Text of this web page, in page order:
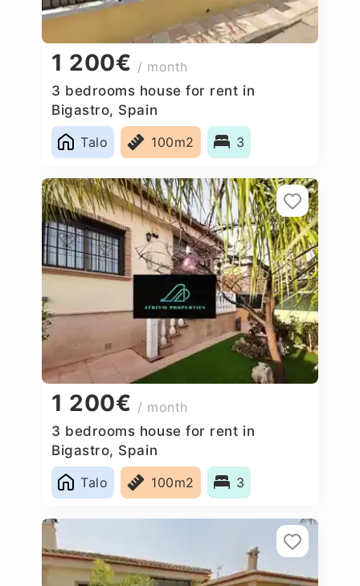
1 200€ / month
3 bedrooms house for rent in
Bigastro, Spain
Talo
100m2 3
1 200€ / month
3 bedrooms house for rent in
Bigastro, Spain
Talo
100m2 3